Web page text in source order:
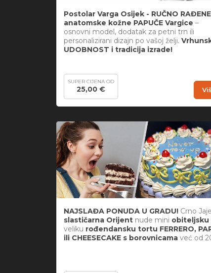
Postolar Varga Osijek - RUČNO RAĐENE
anatomske kožne PAPUČE Vargice –
osnovni model, dodatak za petni trn ili
personalizirani dizajn po vašoj želji.
UDOBNOST i tradicija izrade!
SUPER CIJENA OD
25,00 €
NAJSLAĐA PONUDA U GRADU! Crno
slastičarna Orijent nude mini obiteljsku
veliku rođendansku tortu FERRERO,
ili CHEESECAKE s borovnicama već od